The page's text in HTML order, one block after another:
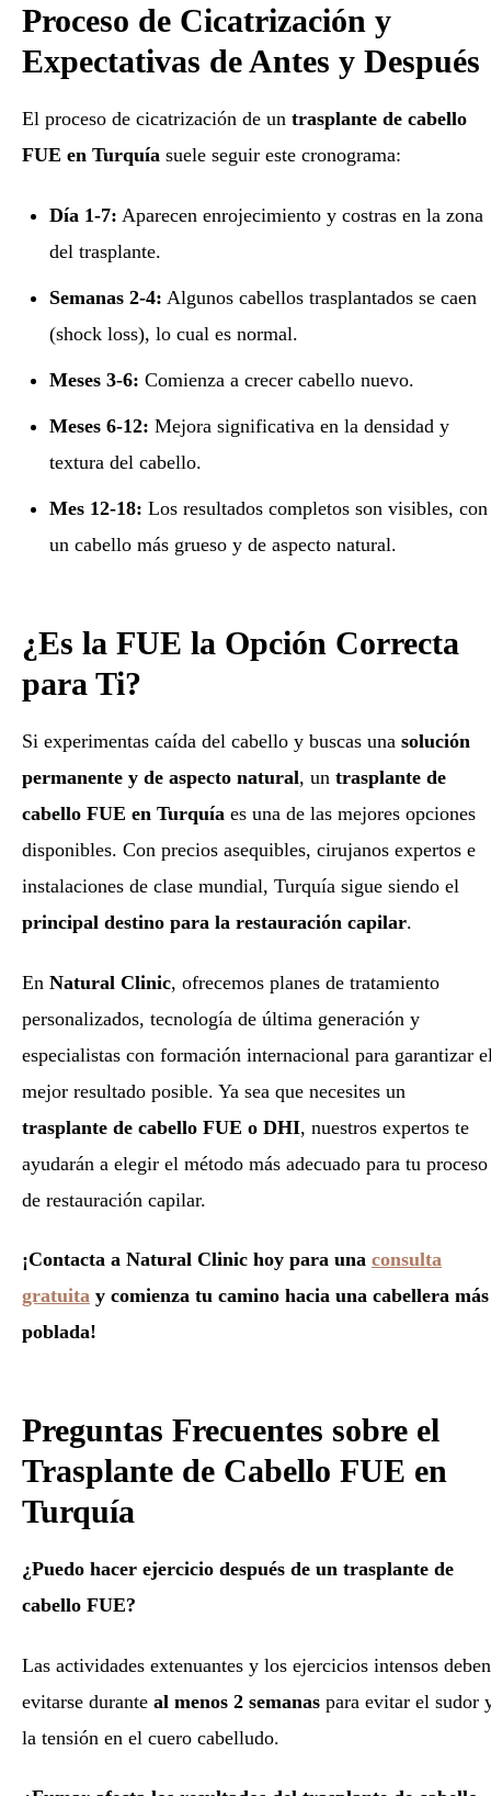
Proceso de Cicatrización y
Expectativas de Antes y Después
El proceso de cicatrización de un trasplante de cabello
FUE en Turquía suele seguir este cronograma:
Día 1-7: Aparecen enrojecimiento y costras en la zona
del trasplante.
Semanas 2-4: Algunos cabellos trasplantados se caen
(shock loss), lo cual es normal.
Meses 3-6: Comienza a crecer cabello nuevo.
Meses 6-12: Mejora significativa en la densidad y
textura del cabello.
Mes 12-18: Los resultados completos son visibles, con
un cabello más grueso y de aspecto natural.
¿Es la FUE la Opción Correcta
para Ti?
Si experimentas caída del cabello y buscas una solución
permanente y de aspecto natural, un trasplante de
cabello FUE en Turquía es una de las mejores opciones
disponibles. Con precios asequibles, cirujanos expertos e
instalaciones de clase mundial, Turquía sigue siendo el
principal destino para la restauración capilar.
En Natural Clinic, ofrecemos planes de tratamiento
personalizados, tecnología de última generación y
especialistas con formación internacional para garantizar
mejor resultado posible. Ya sea que necesites un
trasplante de cabello FUE o DHI, nuestros expertos te
ayudarán a elegir el método más adecuado para tu proceso
de restauración capilar.
¡Contacta a Natural Clinic hoy para una consulta
gratuita y comienza tu camino hacia una cabellera más
poblada!
Preguntas Frecuentes sobre el
Trasplante de Cabello FUE en
Turquía
¿Puedo hacer ejercicio después de un trasplante de
cabello FUE?
Las actividades extenuantes y los ejercicios intensos deben
evitarse durante al menos 2 semanas para evitar el sudor
la tensión en el cuero cabelludo.